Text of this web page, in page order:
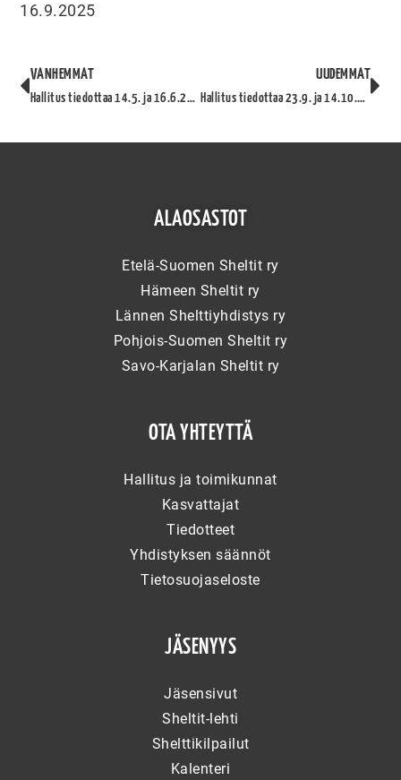
16.9.2025
VANHEMMAT
Hallitus tiedottaa 14.5. ja 16.6.2025 kokouksista
UUDEMMAT
Hallitus tiedottaa 23.9. ja 14.10.2025 kokouksista
ALAOSASTOT
Etelä-Suomen Sheltit ry
Hämeen Sheltit ry
Lännen Shelttiyhdistys ry
Pohjois-Suomen Sheltit ry
Savo-Karjalan Sheltit ry
OTA YHTEYTTÄ
Hallitus ja toimikunnat
Kasvattajat
Tiedotteet
Yhdistyksen säännöt
Tietosuojaseloste
JÄSENYYS
Jäsensivut
Sheltit-lehti
Shelttikilpailut
Kalenteri